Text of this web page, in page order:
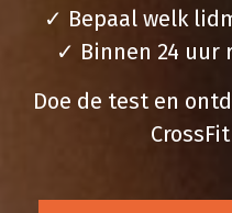
✓ Bepaal welk
✓ Binnen 24 uur
Doe de test en